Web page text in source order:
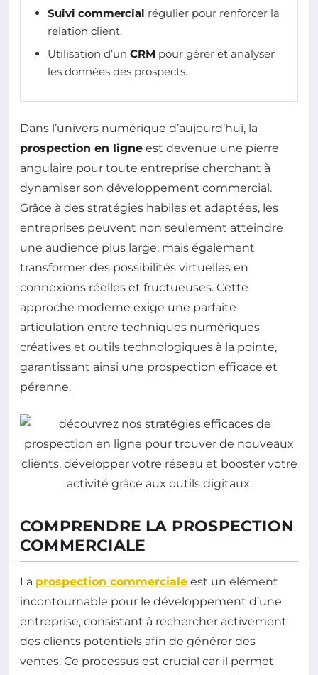
Suivi commercial régulier pour renforcer la
relation client.
Utilisation d’un CRM pour gérer et analyser
les données des prospects.
Dans l’univers numérique d’aujourd’hui, la
prospection en ligne est devenue une pierre
angulaire pour toute entreprise cherchant à
dynamiser son développement commercial.
Grâce à des stratégies habiles et adaptées, les
entreprises peuvent non seulement atteindre
une audience plus large, mais également
transformer des possibilités virtuelles en
connexions réelles et fructueuses. Cette
approche moderne exige une parfaite
articulation entre techniques numériques
créatives et outils technologiques à la pointe,
garantissant ainsi une prospection efficace et
pérenne.
COMPRENDRE LA PROSPECTION
COMMERCIALE
La prospection commerciale est un élément
incontournable pour le développement d’une
entreprise, consistant à rechercher activement
des clients potentiels afin de générer des
ventes. Ce processus est crucial car il permet